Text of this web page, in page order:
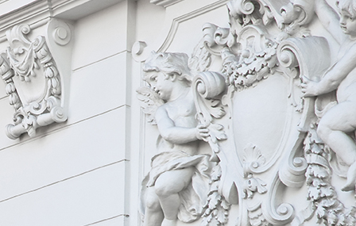
2c278008-7573-4f6c-8136-82fe717bd726